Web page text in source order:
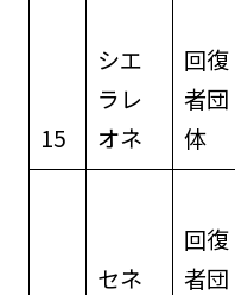
15
シエ
ラレ
オネ
回復
者団
体
セネ
回復
者団